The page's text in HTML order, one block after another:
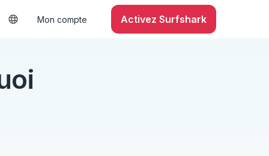
Mon compte Activez Surfshark